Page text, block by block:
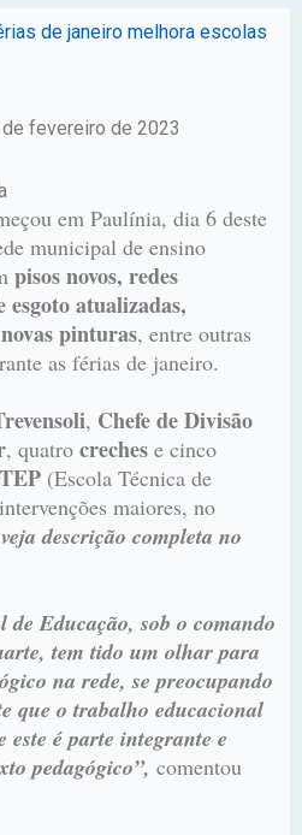
de janeiro melhora escolas
fevereiro de 2023
em Paulínia, dia 6 deste
municipal de ensino
pisos novos, redes
atualizadas,
pinturas, entre outras
as férias de janeiro.
, Chefe de Divisão
, quatro creches e cinco
(Escola Técnica de
maiores, no
veja descrição completa no
Educação, sob o comando
tem tido um olhar para
na rede, se preocupando
que o trabalho educacional
este é parte integrante e
pedagógico”, comentou